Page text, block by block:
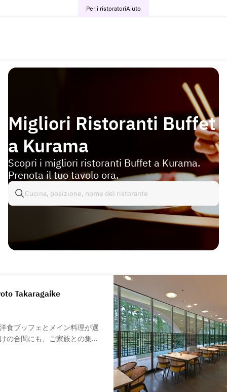
Per i ristoratoriAiuto
Migliori Ristoranti Buffet
a Kurama
Scopri i migliori ristoranti Buffet a Kurama.
Prenota il tuo tavolo ora.
Takaragaike
食ブッフェとメイン料理が選
の合間にも、ご家族との集い